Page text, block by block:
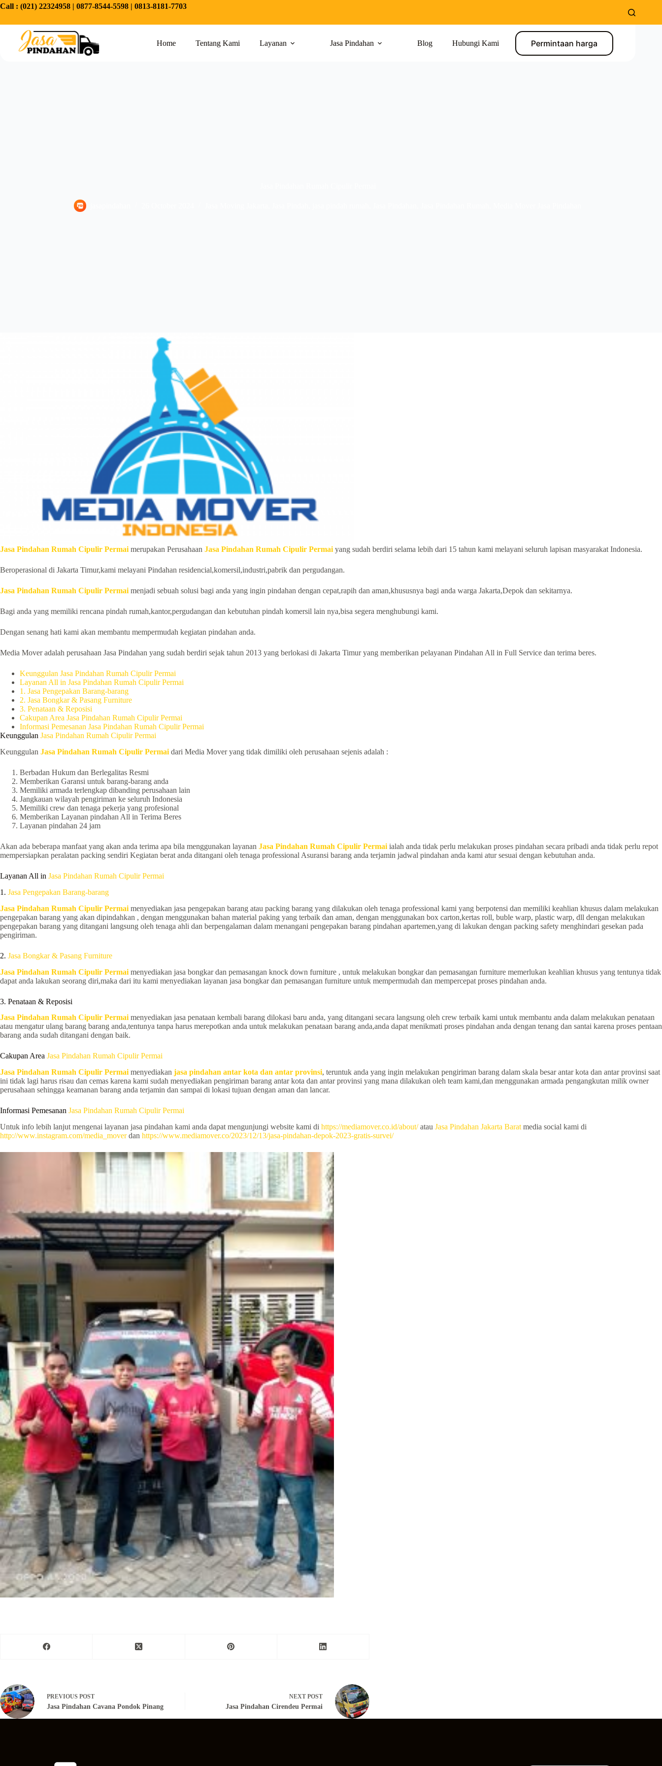
Call : (021) 22324958 | 0877-8544-5598 | 0813-8181-7703
Home Tentang Kami Layanan Jasa Pindahan Blog Hubungi Kami Permintaan harga
Jasa Pindahan Rumah Cipulir Permai merupakan Perusahaan Jasa Pindahan Rumah Cipulir Permai yang sudah berdiri selama lebih dari 15 tahun kami melayani seluruh lapisan masyarakat Indonesia.
Beroperasional di Jakarta Timur,kami melayani Pindahan residencial,komersil,industri,pabrik dan pergudangan.
Jasa Pindahan Rumah Cipulir Permai menjadi sebuah solusi bagi anda yang ingin pindahan dengan cepat,rapih dan aman,khususnya bagi anda warga Jakarta,Depok dan sekitarnya.
Bagi anda yang memiliki rencana pindah rumah,kantor,pergudangan dan kebutuhan pindah komersil lain nya,bisa segera menghubungi kami.
Dengan senang hati kami akan membantu mempermudah kegiatan pindahan anda.
Media Mover adalah perusahaan Jasa Pindahan yang sudah berdiri sejak tahun 2013 yang berlokasi di Jakarta Timur yang memberikan pelayanan Pindahan All in Full Service dan terima beres.
Keunggulan Jasa Pindahan Rumah Cipulir Permai
Layanan All in Jasa Pindahan Rumah Cipulir Permai
1. Jasa Pengepakan Barang-barang
2. Jasa Bongkar & Pasang Furniture
3. Penataan & Reposisi
Cakupan Area Jasa Pindahan Rumah Cipulir Permai
Informasi Pemesanan Jasa Pindahan Rumah Cipulir Permai
Keunggulan Jasa Pindahan Rumah Cipulir Permai
Keunggulan Jasa Pindahan Rumah Cipulir Permai dari Media Mover yang tidak dimiliki oleh perusahaan sejenis adalah :
Berbadan Hukum dan Berlegalitas Resmi
Memberikan Garansi untuk barang-barang anda
Memiliki armada terlengkap dibanding perusahaan lain
Jangkauan wilayah pengiriman ke seluruh Indonesia
Memiliki crew dan tenaga pekerja yang profesional
Memberikan Layanan pindahan All in Terima Beres
Layanan pindahan 24 jam
Akan ada beberapa manfaat yang akan anda terima apa bila menggunakan layanan Jasa Pindahan Rumah Cipulir Permai ialah anda tidak perlu melakukan proses pindahan secara pribadi anda tidak perlu repot
mempersiapkan peralatan packing sendiri Kegiatan berat anda ditangani oleh tenaga professional Asuransi barang anda terjamin jadwal pindahan anda kami atur sesuai dengan kebutuhan anda.
Layanan All in Jasa Pindahan Rumah Cipulir Permai
1. Jasa Pengepakan Barang-barang
Jasa Pindahan Rumah Cipulir Permai menyediakan jasa pengepakan barang atau packing barang yang dilakukan oleh tenaga professional kami yang berpotensi dan memiliki keahlian khusus dalam melakukan
pengepakan barang yang akan dipindahkan , dengan menggunakan bahan material paking yang terbaik dan aman, dengan menggunakan box carton,kertas roll, buble warp, plastic warp, dll dengan melakukan
pengepakan barang yang ditangani langsung oleh tenaga ahli dan berpengalaman dalam menangani pengepakan barang pindahan apartemen,yang di lakukan dengan packing safety menghindari gesekan pada
pengiriman.
2. Jasa Bongkar & Pasang Furniture
Jasa Pindahan Rumah Cipulir Permai menyediakan jasa bongkar dan pemasangan knock down furniture , untuk melakukan bongkar dan pemasangan furniture memerlukan keahlian khusus yang tentunya tidak
dapat anda lakukan seorang diri,maka dari itu kami menyediakan layanan jasa bongkar dan pemasangan furniture untuk mempermudah dan mempercepat proses pindahan anda.
3. Penataan & Reposisi
Jasa Pindahan Rumah Cipulir Permai menyediakan jasa penataan kembali barang dilokasi baru anda, yang ditangani secara langsung oleh crew terbaik kami untuk membantu anda dalam melakukan penataan
atau mengatur ulang barang barang anda,tentunya tanpa harus merepotkan anda untuk melakukan penataan barang anda,anda dapat menikmati proses pindahan anda dengan tenang dan santai karena proses pentaan
barang anda sudah ditangani dengan baik.
Cakupan Area Jasa Pindahan Rumah Cipulir Permai
Jasa Pindahan Rumah Cipulir Permai menyediakan jasa pindahan antar kota dan antar provinsi, teruntuk anda yang ingin melakukan pengiriman barang dalam skala besar antar kota dan antar provinsi saat
ini tidak lagi harus risau dan cemas karena kami sudah menyediakan pengiriman barang antar kota dan antar provinsi yang mana dilakukan oleh team kami,dan menggunakan armada pengangkutan milik owner
perusahaan sehingga keamanan barang anda terjamin dan sampai di lokasi tujuan dengan aman dan lancar.
Informasi Pemesanan Jasa Pindahan Rumah Cipulir Permai
Untuk info lebih lanjut mengenai layanan jasa pindahan kami anda dapat mengunjungi website kami di https://mediamover.co.id/about/atau Jasa Pindahan Jakarta Barat media social kami di
http://www.instagram.com/media_moverdan https://www.mediamover.co/2023/12/13/jasa-pindahan-depok-2023-gratis-survei/
PREVIOUS POST
Jasa Pindahan Cavana Pondok Pinang
NEXT POST
Jasa Pindahan Cirendeu Permai